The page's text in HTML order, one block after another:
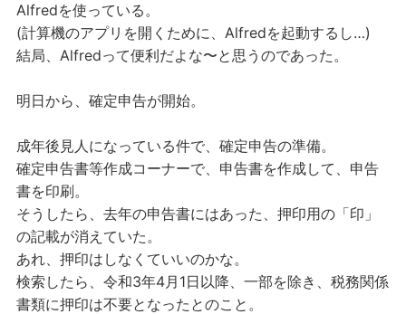
Alfredを使っている。
(計算機のアプリを開くために、Alfredを起動するし…)
結局、Alfredって便利だよな〜と思うのであった。
明日から、確定申告が開始。
成年後見人になっている件で、確定申告の準備。
確定申告書等作成コーナーで、申告書を作成して、申告
書を印刷。
そうしたら、去年の申告書にはあった、押印用の「印」
の記載が消えていた。
あれ、押印はしなくていいのかな。
検索したら、令和3年4月1日以降、一部を除き、税務関係
書類に押印は不要となったとのこと。